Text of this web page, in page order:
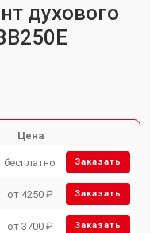
духового
Цена
бесплатно Заказать
от 4250 ₽ Заказать
от 3700 ₽ Заказать